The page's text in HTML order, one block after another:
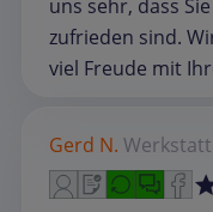
uns sehr, dass
zufrieden sind.
viel Freude mit
Gerd N. Werkstatt